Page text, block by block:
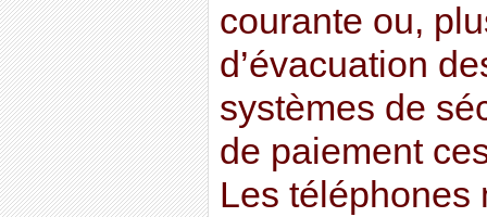
courante ou,
d’évacuation
systèmes de
de paiement
Les téléphones